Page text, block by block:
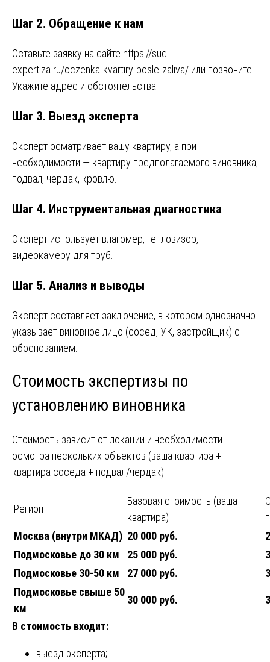
Шаг 2. Обращение к нам
Оставьте заявку на сайте https://sud-
expertiza.ru/oczenka-kvartiry-posle-zaliva/ или позвоните.
Укажите адрес и обстоятельства.
Шаг 3. Выезд эксперта
Эксперт осматривает вашу квартиру, а при
необходимости — квартиру предполагаемого виновника,
подвал, чердак, кровлю.
Шаг 4. Инструментальная диагностика
Эксперт использует влагомер, тепловизор,
видеокамеру для труб.
Шаг 5. Анализ и выводы
Эксперт составляет заключение, в котором однозначно
указывает виновное лицо (сосед, УК, застройщик) с
обоснованием.
Стоимость экспертизы по
установлению виновника
Стоимость зависит от локации и необходимости
осмотра нескольких объектов (ваша квартира +
квартира соседа + подвал/чердак).
Регион
Базовая стоимость (ваша
квартира)
Москва (внутри МКАД) 20 000 руб.
Подмосковье до 30 км
25 000 руб.
Подмосковье 30-50 км
27 000 руб.
Подмосковье свыше 50
км
30 000 руб.
В стоимость входит:
выезд эксперта;